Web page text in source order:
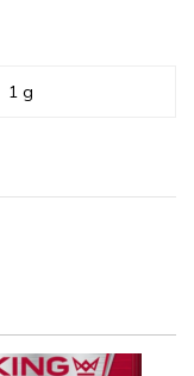
1 g